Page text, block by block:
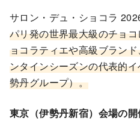
サロン・デュ・ショコラ
パリ発の世界最大級のチョ
ョコラティエや高級ブラン
ンタインシーズンの代表的
勢丹グループ）。
東京（伊勢丹新宿）会場の開